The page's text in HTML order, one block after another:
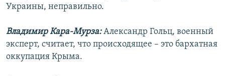
Украины, неправильно.
Владимир Кара-Мурза:Александр Гольц, военный
эксперт, считает, что происходящее – это бархатная
оккупация Крыма.